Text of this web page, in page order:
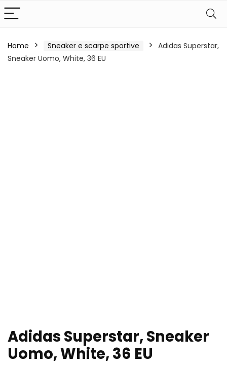
Home Sneaker e scarpe sportive
Adidas Superstar,
Sneaker Uomo, White, 36 EU
Adidas Superstar, Sneaker
Uomo, White, 36 EU